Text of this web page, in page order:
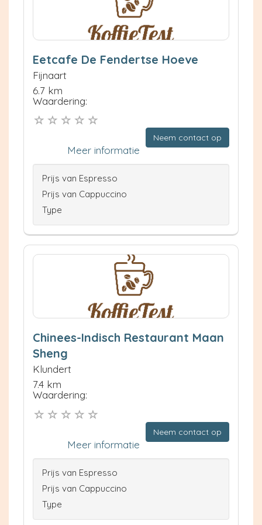
Eetcafe De Fendertse Hoeve
Fijnaart
6.7 km
Waardering:
Neem contact op
Meer informatie
Prijs van Espresso
Prijs van Cappuccino
Type
Chinees-Indisch Restaurant Maan
Sheng
Klundert
7.4 km
Waardering:
Neem contact op
Meer informatie
Prijs van Espresso
Prijs van Cappuccino
Type